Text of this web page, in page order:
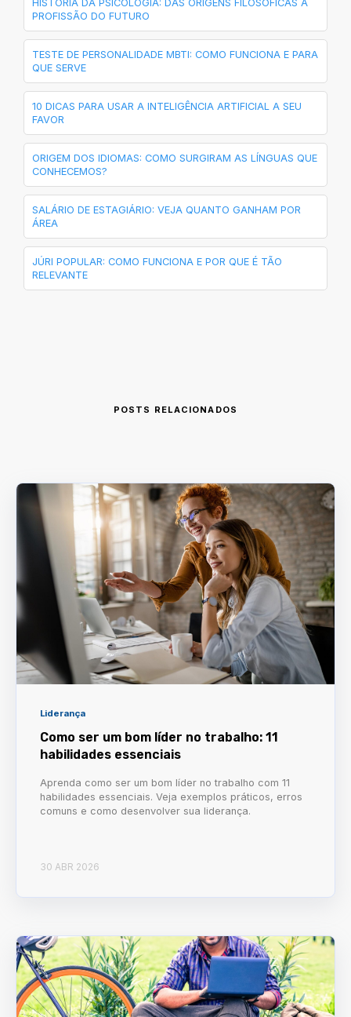
HISTÓRIA DA PSICOLOGIA: DAS ORIGENS FILOSÓFICAS À
PROFISSÃO DO FUTURO
TESTE DE PERSONALIDADE MBTI: COMO FUNCIONA E PARA
QUE SERVE
10 DICAS PARA USAR A INTELIGÊNCIA ARTIFICIAL A SEU
FAVOR
ORIGEM DOS IDIOMAS: COMO SURGIRAM AS LÍNGUAS QUE
CONHECEMOS?
SALÁRIO DE ESTAGIÁRIO: VEJA QUANTO GANHAM POR
ÁREA
JÚRI POPULAR: COMO FUNCIONA E POR QUE É TÃO
RELEVANTE
POSTS RELACIONADOS
Liderança
Como ser um bom líder no trabalho: 11
habilidades essenciais
Aprenda como ser um bom líder no trabalho com 11
habilidades essenciais. Veja exemplos práticos, erros
comuns e como desenvolver sua liderança.
30 ABR 2026